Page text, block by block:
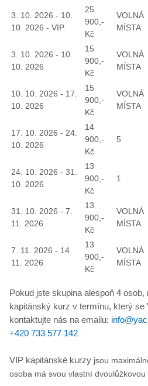
3. 10. 2026 - 10.
10. 2026 - VIP
25
900,-
Kč
VOLNÁ
MÍSTA
3. 10. 2026 - 10.
10. 2026
15
900,-
Kč
VOLNÁ
MÍSTA
10. 10. 2026 - 17.
10. 2026
15
900,-
Kč
VOLNÁ
MÍSTA
17. 10. 2026 - 24.
10. 2026
14
900,-
Kč
5
24. 10. 2026 - 31.
10. 2026
13
900,-
Kč
1
31. 10. 2026 - 7.
11. 2026
13
900,-
Kč
VOLNÁ
MÍSTA
7. 11. 2026 - 14.
11. 2026
13
900,-
Kč
VOLNÁ
MÍSTA
Pokud jste skupina alespoň 4
kapitánský kurz v termínu, který se
kontaktujte nás na emailu:
+420 733 577 142
VIP kapitánské kurzy jsou
osoba má svou vlastní dvoulůžkovou